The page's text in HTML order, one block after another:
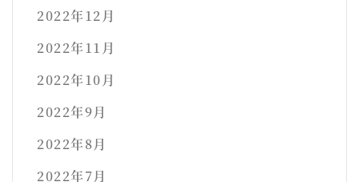
2022年12月
2022年11月
2022年10月
2022年9月
2022年8月
2022年7月